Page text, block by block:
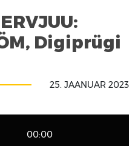
Digiprügi
25. JAANUAR 2023
00:00